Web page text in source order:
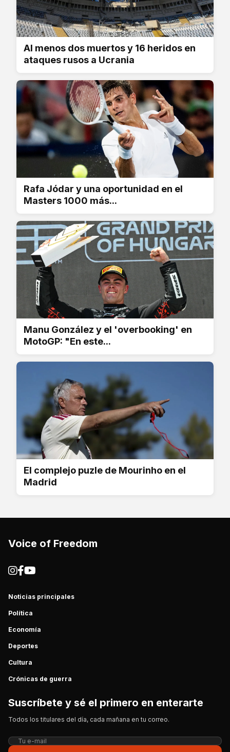
Al menos dos muertos y 16 heridos en
ataques rusos a Ucrania
Rafa Jódar y una oportunidad en el
Masters 1000 más...
Manu González y el 'overbooking' en
MotoGP: "En este...
El complejo puzle de Mourinho en el
Madrid
Voice of Freedom
Noticias principales
Política
Economía
Deportes
Cultura
Crónicas de guerra
Suscríbete y sé el primero en enterarte
Todos los titulares del día, cada mañana en tu correo.